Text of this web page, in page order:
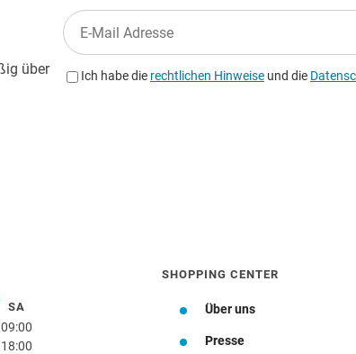
SASamstag
09:00
18:00
SHOPPING CENTER
Über uns
Presse